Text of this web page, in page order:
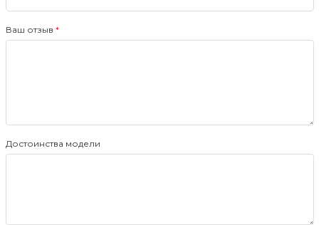
Ваш отзыв
Достоинства модели